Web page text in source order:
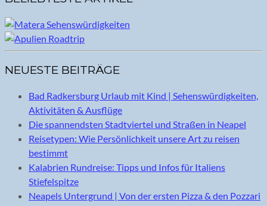
NEUESTE BEITRÄGE
Bad Radkersburg Urlaub mit Kind | Sehenswürdigkeiten,
Aktivitäten & Ausflüge
Die spannendsten Stadtviertel und Straßen in Neapel
Reisetypen: Wie Persönlichkeit unsere Art zu reisen
bestimmt
Kalabrien Rundreise: Tipps und Infos für Italiens
Stiefelspitze
Neapels Untergrund | Von der ersten Pizza & den Pozzari